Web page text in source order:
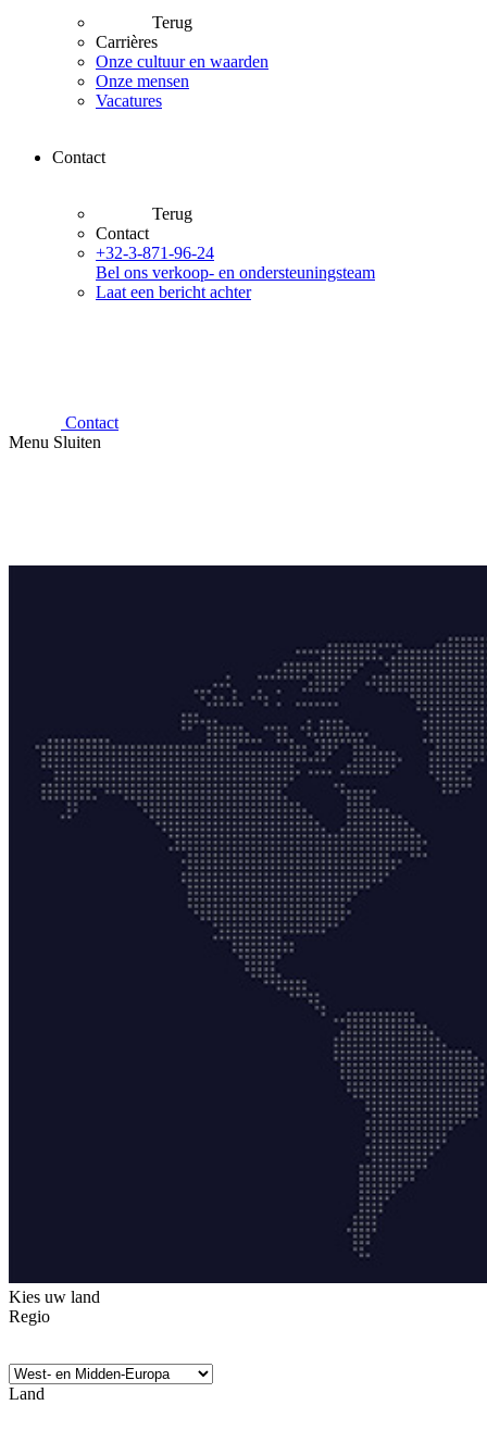
Terug
Carrières
Onze cultuur en waarden
Onze mensen
Vacatures
Contact
Terug
Contact
+32-3-871-96-24
Bel ons verkoop- en ondersteuningsteam
Laat een bericht achter
Contact
Menu Sluiten
Kies uw land
Regio
Land